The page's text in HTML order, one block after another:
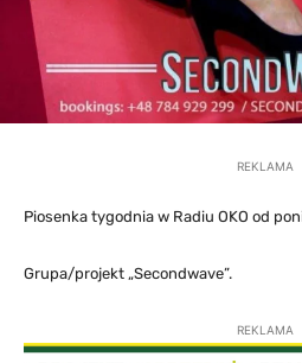
REKLAMA
Piosenka tygodnia w Radiu OKO od
Grupa/projekt „Secondwave”.
REKLAMA